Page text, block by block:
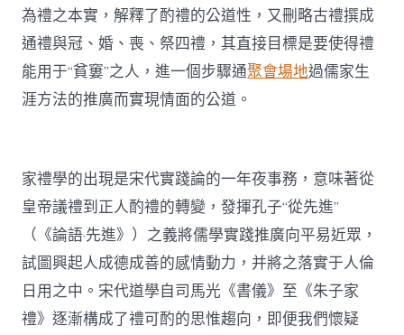
為禮之本實，解釋了酌禮的公道性，又刪略古禮撰成
通禮與冠、婚、喪、祭四禮，其直接目標是要使得禮
能用于“貧窶”之人，進一個步驟通聚會場地過儒家生
涯方法的推廣而實現情面的公道。
家禮學的出現是宋代實踐論的一年夜事務，意味著從
皇帝議禮到正人酌禮的轉變，發揮孔子“從先進”
（《論語·先進》）之義將儒學實踐推廣向平易近眾，
試圖興起人成德成善的感情動力，并將之落實于人倫
日用之中。宋代道學自司馬光《書儀》至《朱子家
禮》逐漸構成了禮可酌的思惟趨向，即便我們懷疑